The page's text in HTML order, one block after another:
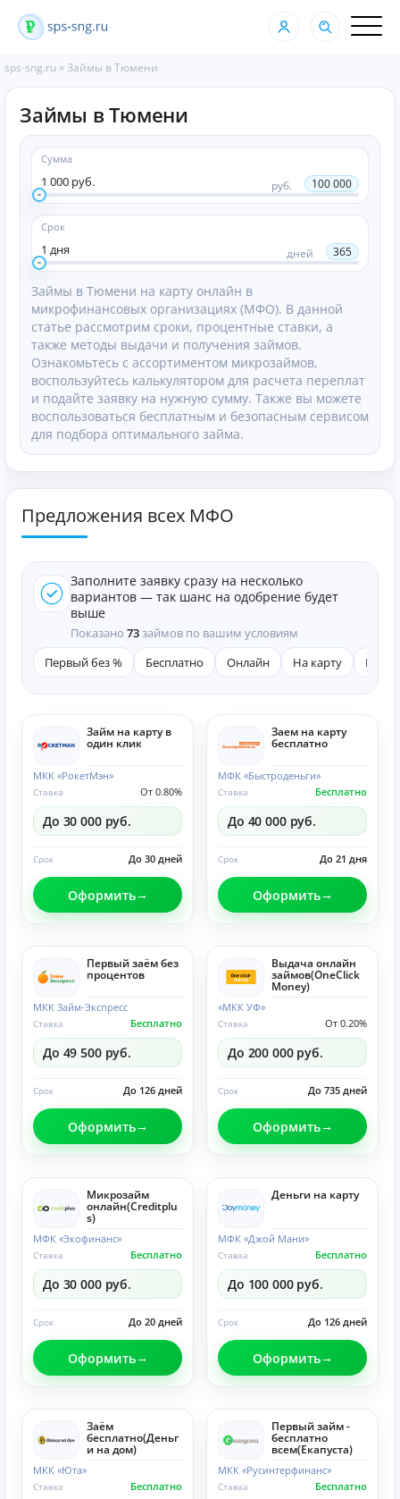
sps-sng.ru »Займы в Тюмени
Займы в Тюмени
Сумма
1 000 руб. руб. 100 000
Срок
1 дня дней 365
Займы в Тюмени на карту онлайн в
микрофинансовых организациях (МФО). В данной
статье рассмотрим сроки, процентные ставки, а
также методы выдачи и получения займов.
Ознакомьтесь с ассортиментом микрозаймов,
воспользуйтесь калькулятором для расчета переплат
и подайте заявку на нужную сумму. Также вы можете
воспользоваться бесплатным и безопасным сервисом
для подбора оптимального займа.
Предложения всех МФО
Заполните заявку сразу на несколько
вариантов — так шанс на одобрение будет
выше
Показано 73займов по вашим условиям
Первый без %
Бесплатно Онлайн На карту
Займ на карту в
один клик
МКК «РокетМэн»
От 0.80%
Ставка
До 30 000 руб.
До 30 дней
Срок
Оформить
Заем на карту
бесплатно
МФК «Быстроденьги»
Бесплатно
Ставка
До 40 000 руб.
До 21 дня
Срок
Оформить
Первый заём без
процентов
МКК Займ-Экспресс
Бесплатно
Ставка
До 49 500 руб.
До 126 дней
Срок
Оформить
Выдача онлайн
займов(OneClick
Money)
«МКК УФ»
От 0.20%
Ставка
До 200 000 руб.
До 735 дней
Срок
Оформить
Микрозайм
онлайн(Creditplu
s)
МФК «Экофинанс»
Бесплатно
Ставка
До 30 000 руб.
До 20 дней
Срок
Оформить
Деньги на карту
МФК «Джой Мани»
Бесплатно
Ставка
До 100 000 руб.
До 126 дней
Срок
Оформить
Заём
бесплатно(Деньг
и на дом)
МКК «Юта»
Бесплатно
Ставка
Первый займ -
бесплатно
всем(Eкапуста)
МКК «Русинтерфинанс»
Бесплатно
Ставка